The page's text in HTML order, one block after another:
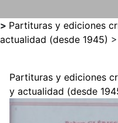
> Partituras y ediciones
actualidad (desde 1945) >
Partituras y ediciones
y actualidad (desde